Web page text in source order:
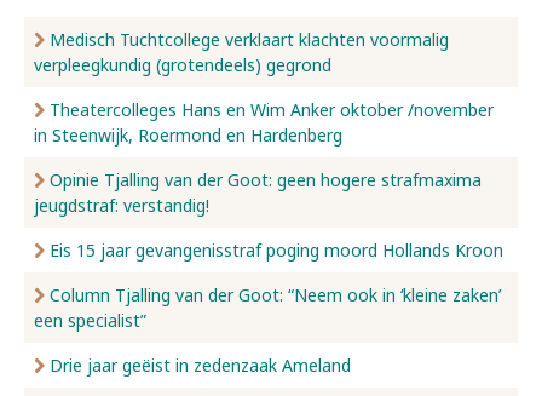
Werkwijze
Nieuws
Over ons
Contact
Medisch Tuchtcollege verklaart klachten voormalig
verpleegkundig (grotendeels) gegrond
Theatercolleges Hans en Wim Anker oktober /november
in Steenwijk, Roermond en Hardenberg
Opinie Tjalling van der Goot: geen hogere strafmaxima
jeugdstraf: verstandig!
Eis 15 jaar gevangenisstraf poging moord Hollands Kroon
Column Tjalling van der Goot: “Neem ook in ‘kleine zaken’
een specialist”
Drie jaar geëist in zedenzaak Ameland